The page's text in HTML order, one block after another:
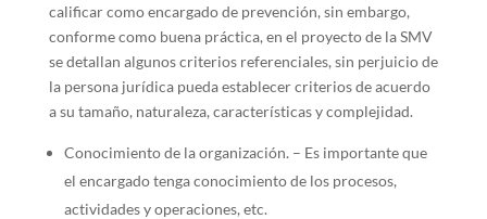
calificar como encargado de prevención, sin embargo,
conforme como buena práctica, en el proyecto de la SMV
se detallan algunos criterios referenciales, sin perjuicio de
la persona jurídica pueda establecer criterios de acuerdo
a su tamaño, naturaleza, características y complejidad.
Conocimiento de la organización. – Es importante que
el encargado tenga conocimiento de los procesos,
actividades y operaciones, etc.